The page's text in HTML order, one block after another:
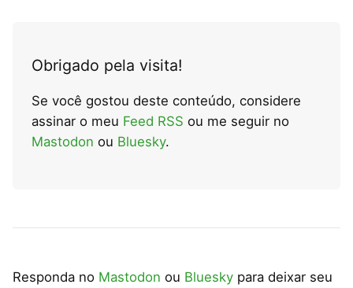
Obrigado pela visita!
Se você gostou deste conteúdo, considere
assinar o meu Feed RSS ou me seguir no
Mastodon ou Bluesky.
Responda no Mastodon ou Bluesky para deixar seu